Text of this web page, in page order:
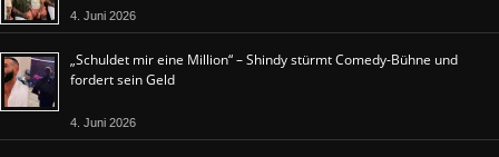
4. Juni 2026
„Schuldet mir eine Million“ – Shindy stürmt Comedy-Bühne und
fordert sein Geld
4. Juni 2026